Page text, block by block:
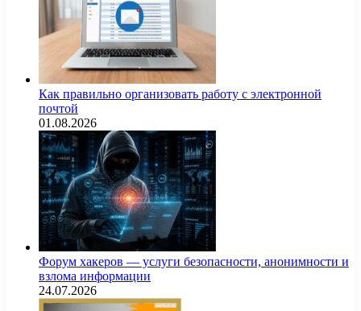
Как правильно организовать работу с электронной
почтой
01.08.2026
Форум хакеров — услуги безопасности, анонимности и
взлома информации
24.07.2026